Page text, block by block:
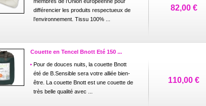
différencier les produits respectueux de
l’environnement. Tissu 100% ...
82,00 €
Couette en Tencel Bnott Eté 150 ...
Pour de douces nuits, la couette Bnott
été de B.Sensible sera votre alliée bien-
être. La couette Bnott est une couette de
très belle qualité avec ...
110,00 €